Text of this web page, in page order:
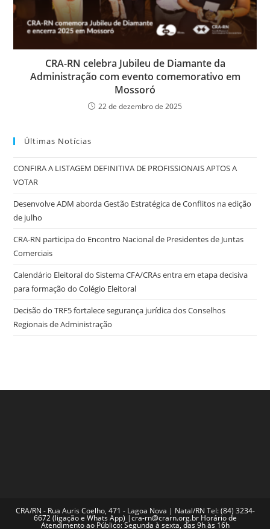
CRA-RN celebra Jubileu de Diamante da
Administração com evento comemorativo em
Mossoró
22 de dezembro de 2025
Últimas Notícias
CONFIRA A LISTAGEM DEFINITIVA DE PROFISSIONAIS APTOS A
VOTAR
Desenvolve ADM aborda Gestão Estratégica de Conflitos na edição
de julho
CRA-RN participa do Encontro Nacional de Presidentes de Juntas
Comerciais
Calendário Eleitoral do Sistema CFA/CRAs entra em etapa decisiva
para formação do Colégio Eleitoral
Decisão do TRF5 fortalece segurança jurídica dos Conselhos
Regionais de Administração
CRA/RN - Rua Auris Coelho, 471 - Lagoa Nova | Natal/RN Tel: (84) 3234-
6672 (ligação e Whats App) |cra-rn@crarn.org.br Horário de
Atendimento ao Público: Segunda à sexta, das 9h às 16h